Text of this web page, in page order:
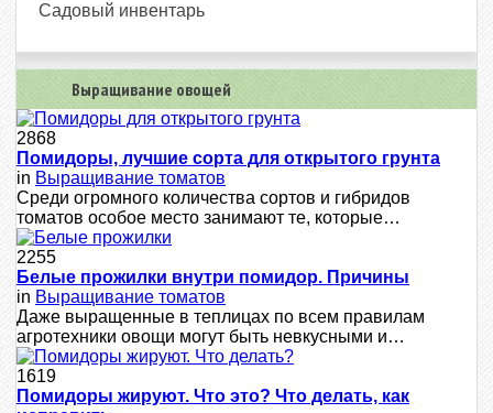
Садовый инвентарь
Выращивание овощей
2868
Помидоры, лучшие сорта для открытого грунта
in Выращивание томатов
Среди огромного количества сортов и гибридов
томатов особое место занимают те, которые…
2255
Белые прожилки внутри помидор. Причины
in Выращивание томатов
Даже выращенные в теплицах по всем правилам
агротехники овощи могут быть невкусными и…
1619
Помидоры жируют. Что это? Что делать, как